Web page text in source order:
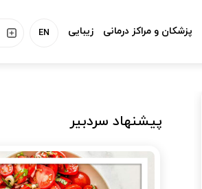
EN پزشکان و مراکز درمانی زیبایی
پیشنهاد سردبیر